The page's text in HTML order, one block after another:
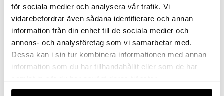
för sociala medier och analysera vår trafik. Vi
vidarebefordrar även sådana identifierare och annan
information från din enhet till de sociala medier och
annons- och analysföretag som vi samarbetar med.
Dessa kan i sin tur kombinera informationen med annan
information som du har tillhandahållit eller som de har
Andra köpte även